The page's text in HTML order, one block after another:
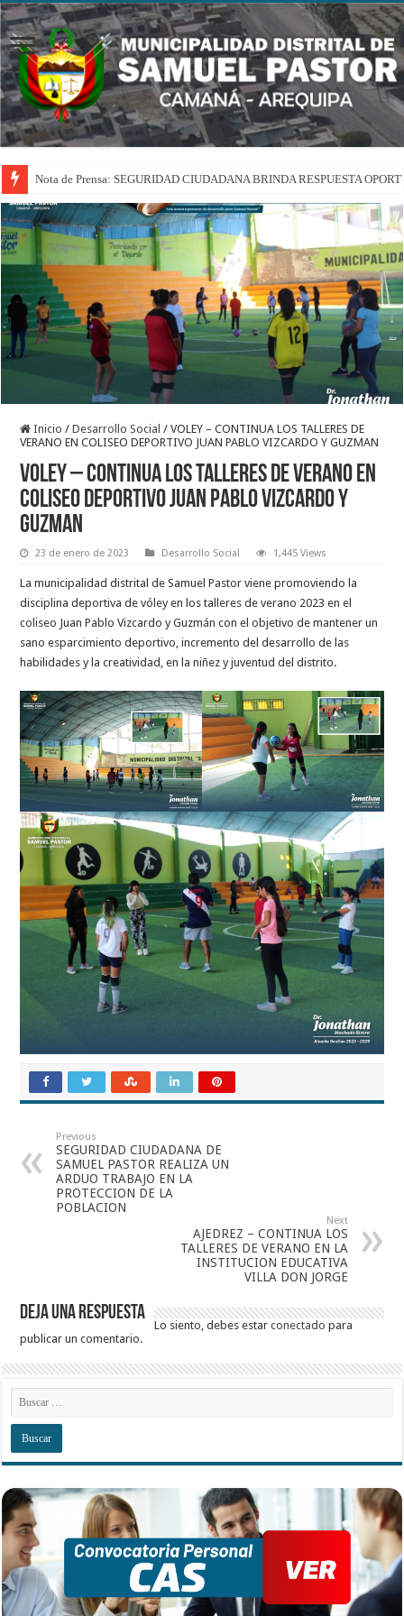
Nota de Prensa: SEGURIDAD CIUDADANA BRINDA RESPUESTA
Inicio / Desarrollo Social / VOLEY – CONTINUA LOS TALLERES DE
VERANO EN COLISEO DEPORTIVO JUAN PABLO VIZCARDO Y GUZMAN
VOLEY – CONTINUA LOS TALLERES DE VERANO EN
COLISEO DEPORTIVO JUAN PABLO VIZCARDO Y
GUZMAN
23 de enero de 2023 Desarrollo Social 1,445 Views
La municipalidad distrital de Samuel Pastor viene promoviendo la
disciplina deportiva de vóley en los talleres de verano 2023 en el
coliseo Juan Pablo Vizcardo y Guzmán con el objetivo de mantener un
sano esparcimiento deportivo, incremento del desarrollo de las
habilidades y la creatividad, en la niñez y juventud del distrito.
Previous
SEGURIDAD CIUDADANA DE
SAMUEL PASTOR REALIZA UN
ARDUO TRABAJO EN LA
PROTECCION DE LA
POBLACION
Next
AJEDREZ – CONTINUA LOS
TALLERES DE VERANO EN LA
INSTITUCION EDUCATIVA
VILLA DON JORGE
Deja una respuesta
Lo siento, debes estarconectado para
publicar un comentario.